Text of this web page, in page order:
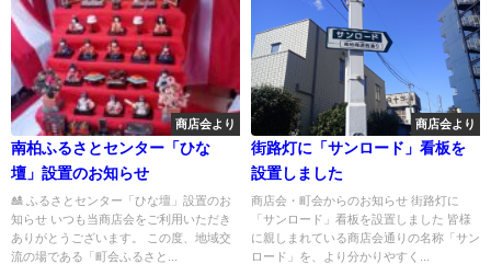
商店会より
南柏ふるさとセンター「ひな
壇」設置のお知らせ
🎎 ふるさとセンター「ひな壇」設置のお
知らせ いつも当商店会をご利用いただき
ありがとうございます。 この度、地域交
流の場である「町会ふるさと...
商店会より
街路灯に「サンロード」看板を
設置しました
商店会・町会からのお知らせ 街路灯に
「サンロード」看板を設置しました 皆様
に親しまれている商店会通りの名称「サン
ロード」を、より分かりやすく...